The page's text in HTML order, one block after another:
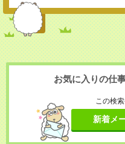
お気に入りの仕
この検
新着メ